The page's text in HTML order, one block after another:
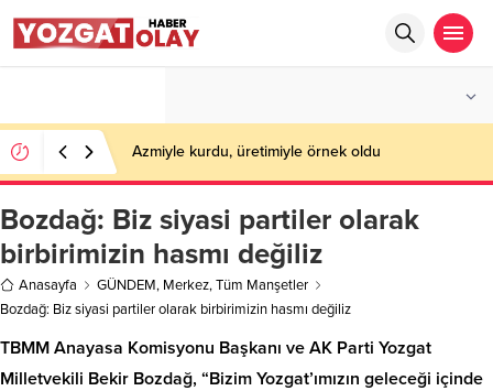
Azmiyle kurdu, üretimiyle örnek oldu
Bozdağ: Biz siyasi partiler olarak
birbirimizin hasmı değiliz
Anasayfa GÜNDEM, Merkez,Tüm Manşetler
Bozdağ: Biz siyasi partiler olarak birbirimizin hasmı değiliz
TBMM Anayasa Komisyonu Başkanı ve AK Parti Yozgat
Milletvekili Bekir Bozdağ, “Bizim Yozgat’ımızın geleceği içinde